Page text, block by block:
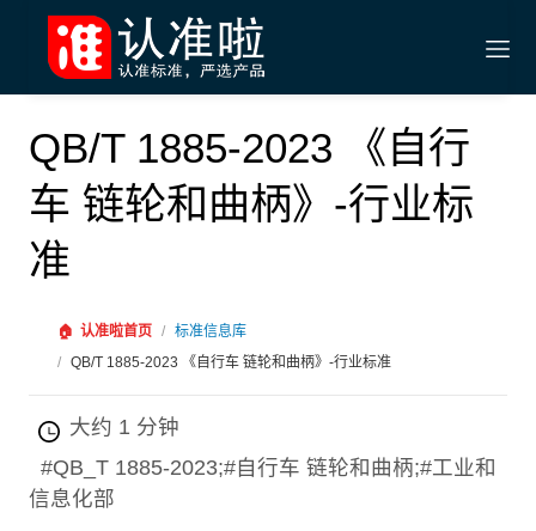
QB/T 1885-2023 《自行
车 链轮和曲柄》-行业标
准
🏠 认准啦首页 / 标准信息库
/ QB/T 1885-2023 《自行车 链轮和曲柄》-行业标准
大约 1 分钟
#QB_T 1885-2023;#自行车 链轮和曲柄;#工业和
信息化部